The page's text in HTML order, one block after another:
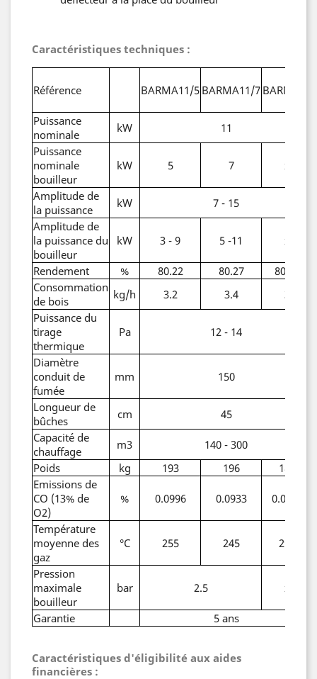
Caractéristiques techniques :
Référence BARMA11/5 BARMA11/7 BARMA11
Puissance
nominale
kW
11
Puissance
nominale
bouilleur
kW 5 7 x
Amplitude de
la puissance
kW
7 - 15
Amplitude de
la puissance du
bouilleur
kW 3 - 9 5 -11 x
Rendement % 80.22 80.27
80.88
Consommation
de bois
kg/h 3.2 3.4
3
Puissance du
tirage
thermique
Pa 12 - 14
Diamètre
conduit de
fumée
mm 150
Longueur de
bûches
cm
45
Capacité de
chauffage
m3
140 - 300
Poids
kg 193 196
180
Emissions de
CO (13% de
O2)
% 0.0996 0.0933 0.0989
Température
moyenne des
gaz
°C 255 245 296
Pression
maximale
bouilleur
bar 2.5 x
Garantie 5 ans
Caractéristiques d'éligibilité aux aides
financières :